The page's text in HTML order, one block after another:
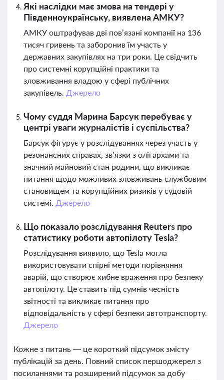
Які наслідки має змова на тендері у
Південноукраїнську, виявлена АМКУ?
АМКУ оштрафував дві пов’язані компанії на 136
тисяч гривень та заборонив їм участь у
державних закупівлях на три роки. Це свідчить
про системні корупційні практики та
зловживання владою у сфері публічних
закупівель. Джерело
Чому суддя Марина Барсук перебуває у
центрі уваги журналістів і суспільства?
Барсук фігурує у розслідуваннях через участь у
резонансних справах, зв’язки з олігархами та
значний майновий стан родини, що викликає
питання щодо можливих зловживань службовим
становищем та корупційних ризиків у судовій
системі. Джерело
Що показало розслідування Reuters про
статистику роботи автопілоту Tesla?
Розслідування виявило, що Tesla могла
використовувати спірні методи порівняння
аварій, що створює хибне враження про безпеку
автопілоту. Це ставить під сумнів чесність
звітності та викликає питання про
відповідальність у сфері безпеки автотранспорту.
Джерело
Кожне з питань — це короткий підсумок змісту
публікацій за день. Повний список першоджерел з
посиланнями та розширений підсумок за добу